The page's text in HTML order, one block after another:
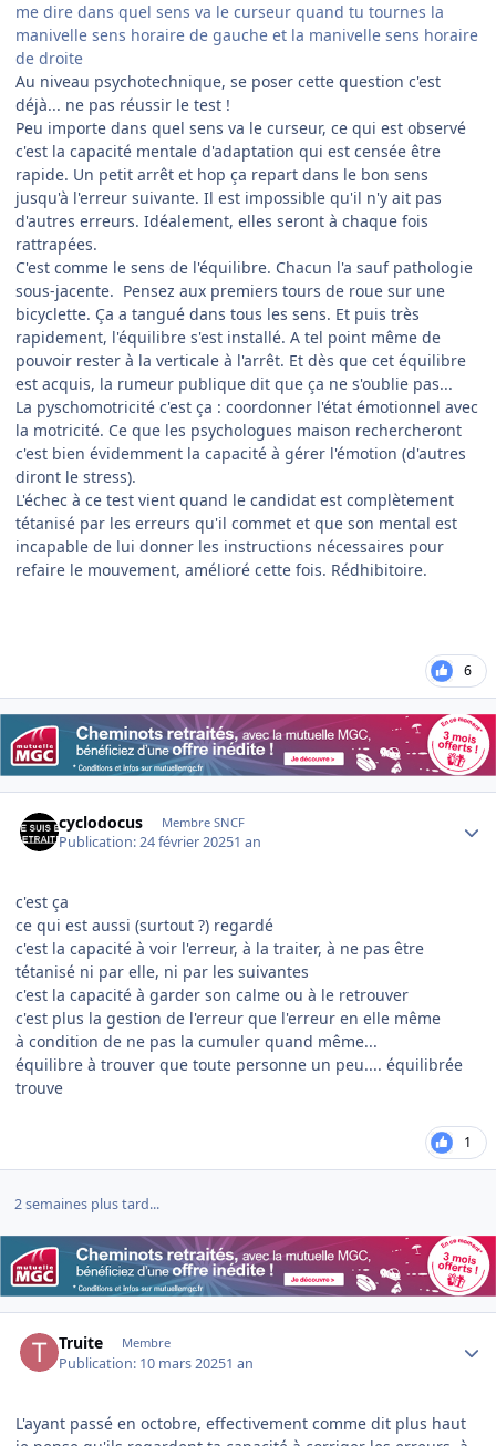
me dire dans quel sens va le curseur quand tu tournes la
manivelle sens horaire de gauche et la manivelle sens horaire
de droite
Au niveau psychotechnique, se poser cette question c'est
déjà... ne pas réussir le test !
Peu importe dans quel sens va le curseur, ce qui est observé
c'est la capacité mentale d'adaptation qui est censée être
rapide. Un petit arrêt et hop ça repart dans le bon sens
jusqu'à l'erreur suivante. Il est impossible qu'il n'y ait pas
d'autres erreurs. Idéalement, elles seront à chaque fois
rattrapées.
C'est comme le sens de l'équilibre. Chacun l'a sauf pathologie
sous-jacente. Pensez aux premiers tours de roue sur une
bicyclette. Ça a tangué dans tous les sens. Et puis très
rapidement, l'équilibre s'est installé. A tel point même de
pouvoir rester à la verticale à l'arrêt. Et dès que cet équilibre
est acquis, la rumeur publique dit que ça ne s'oublie pas...
La pyschomotricité c'est ça : coordonner l'état émotionnel avec
la motricité. Ce que les psychologues maison rechercheront
c'est bien évidemment la capacité à gérer l'émotion (d'autres
diront le stress).
L'échec à ce test vient quand le candidat est complètement
tétanisé par les erreurs qu'il commet et que son mental est
incapable de lui donner les instructions nécessaires pour
refaire le mouvement, amélioré cette fois. Rédhibitoire.
6
cyclodocus Membre SNCF
Publication:24 février 20251 an
c'est ça
ce qui est aussi (surtout ?) regardé
c'est la capacité à voir l'erreur, à la traiter, à ne pas être
tétanisé ni par elle, ni par les suivantes
c'est la capacité à garder son calme ou à le retrouver
c'est plus la gestion de l'erreur que l'erreur en elle même
à condition de ne pas la cumuler quand même...
équilibre à trouver que toute personne un peu.... équilibrée
trouve
1
2 semaines plus tard...
Truite Membre
Publication: 10 mars 20251 an
L'ayant passé en octobre, effectivement comme dit plus haut